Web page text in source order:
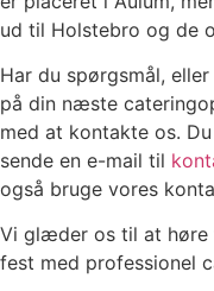
ud til Holstebro og de
Har du spørgsmål,
på din næste
med at kontakte os.
sende en e-mail til
også bruge vores
Vi glæder os til at
fest med professionel